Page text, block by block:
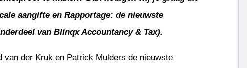
aangifte en Rapportage: de nieuwste
van Blinqx Accountancy & Tax).
der Kruk en Patrick Mulders de nieuwste